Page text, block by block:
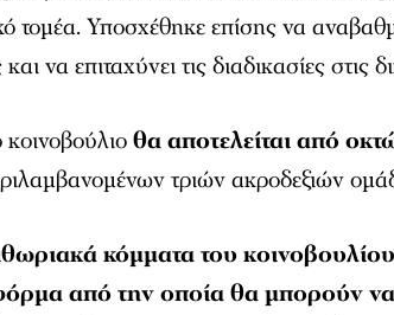
τομέα. Υποσχέθηκε επίσης να
να επιταχύνει τις διαδικασίες στις
κοινοβούλιοθα αποτελείται από
τριών ακροδεξιών
κόμματα του
από την οποία θα μπορούν να